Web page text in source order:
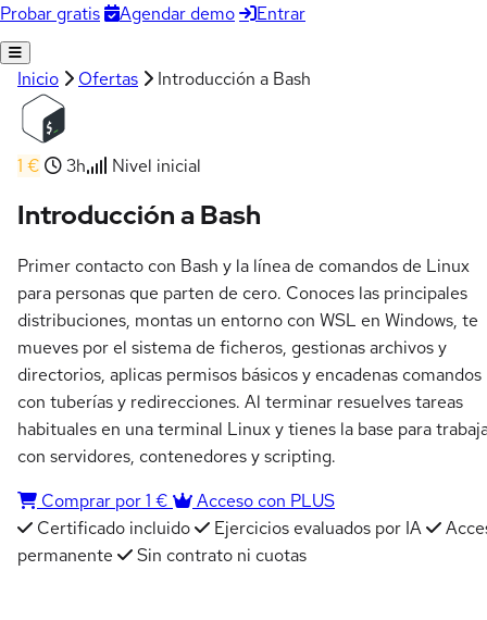
Probar gratis
Agendar demo Entrar
Inicio Ofertas Introducción a Bash
1 € 3h Nivel inicial
Introducción a Bash
Primer contacto con Bash y la línea de comandos de Linux
para personas que parten de cero. Conoces las principales
distribuciones, montas un entorno con WSL en Windows, te
mueves por el sistema de ficheros, gestionas archivos y
directorios, aplicas permisos básicos y encadenas comandos
con tuberías y redirecciones. Al terminar resuelves tareas
habituales en una terminal Linux y tienes la base para
con servidores, contenedores y scripting.
Comprar por 1 €
Acceso con PLUS
Certificado incluido
Ejercicios evaluados por IA
permanente
Sin contrato ni cuotas